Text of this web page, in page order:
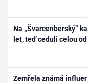
Na „Švarcenberský“
let, teď ceduli celou
Zemřela známá